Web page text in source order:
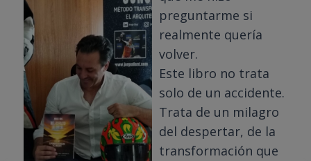
preguntarme si
realmente quería
volver.
Este libro no trata
solo de un accidente.
Trata de un milagro
del despertar, de la
transformación que